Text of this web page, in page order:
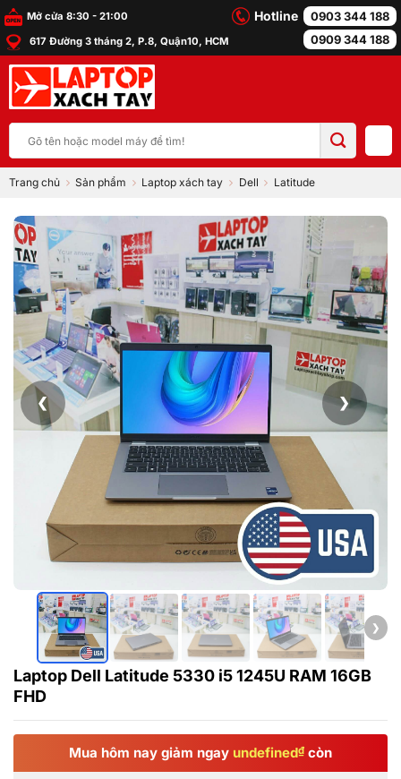
Bỏ
qua
nội
dung
Mở cửa 8:30 - 21:00
617 Đường 3 tháng 2, P.8, Quận10, HCM
Hotline
0903 344 188
0909 344 188
kiếm:
Trang chủ Sản phẩm Laptop xách tay Dell Latitude
❮ ❯
❯
Laptop Dell Latitude 5330 i5 1245U RAM 16GB
FHD
Mua hôm nay giảm ngay undefined₫ còn